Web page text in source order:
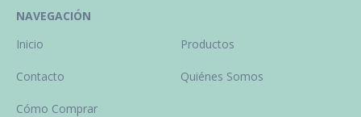
NAVEGACIÓN
Inicio
Productos
Contacto Quiénes Somos
Cómo Comprar